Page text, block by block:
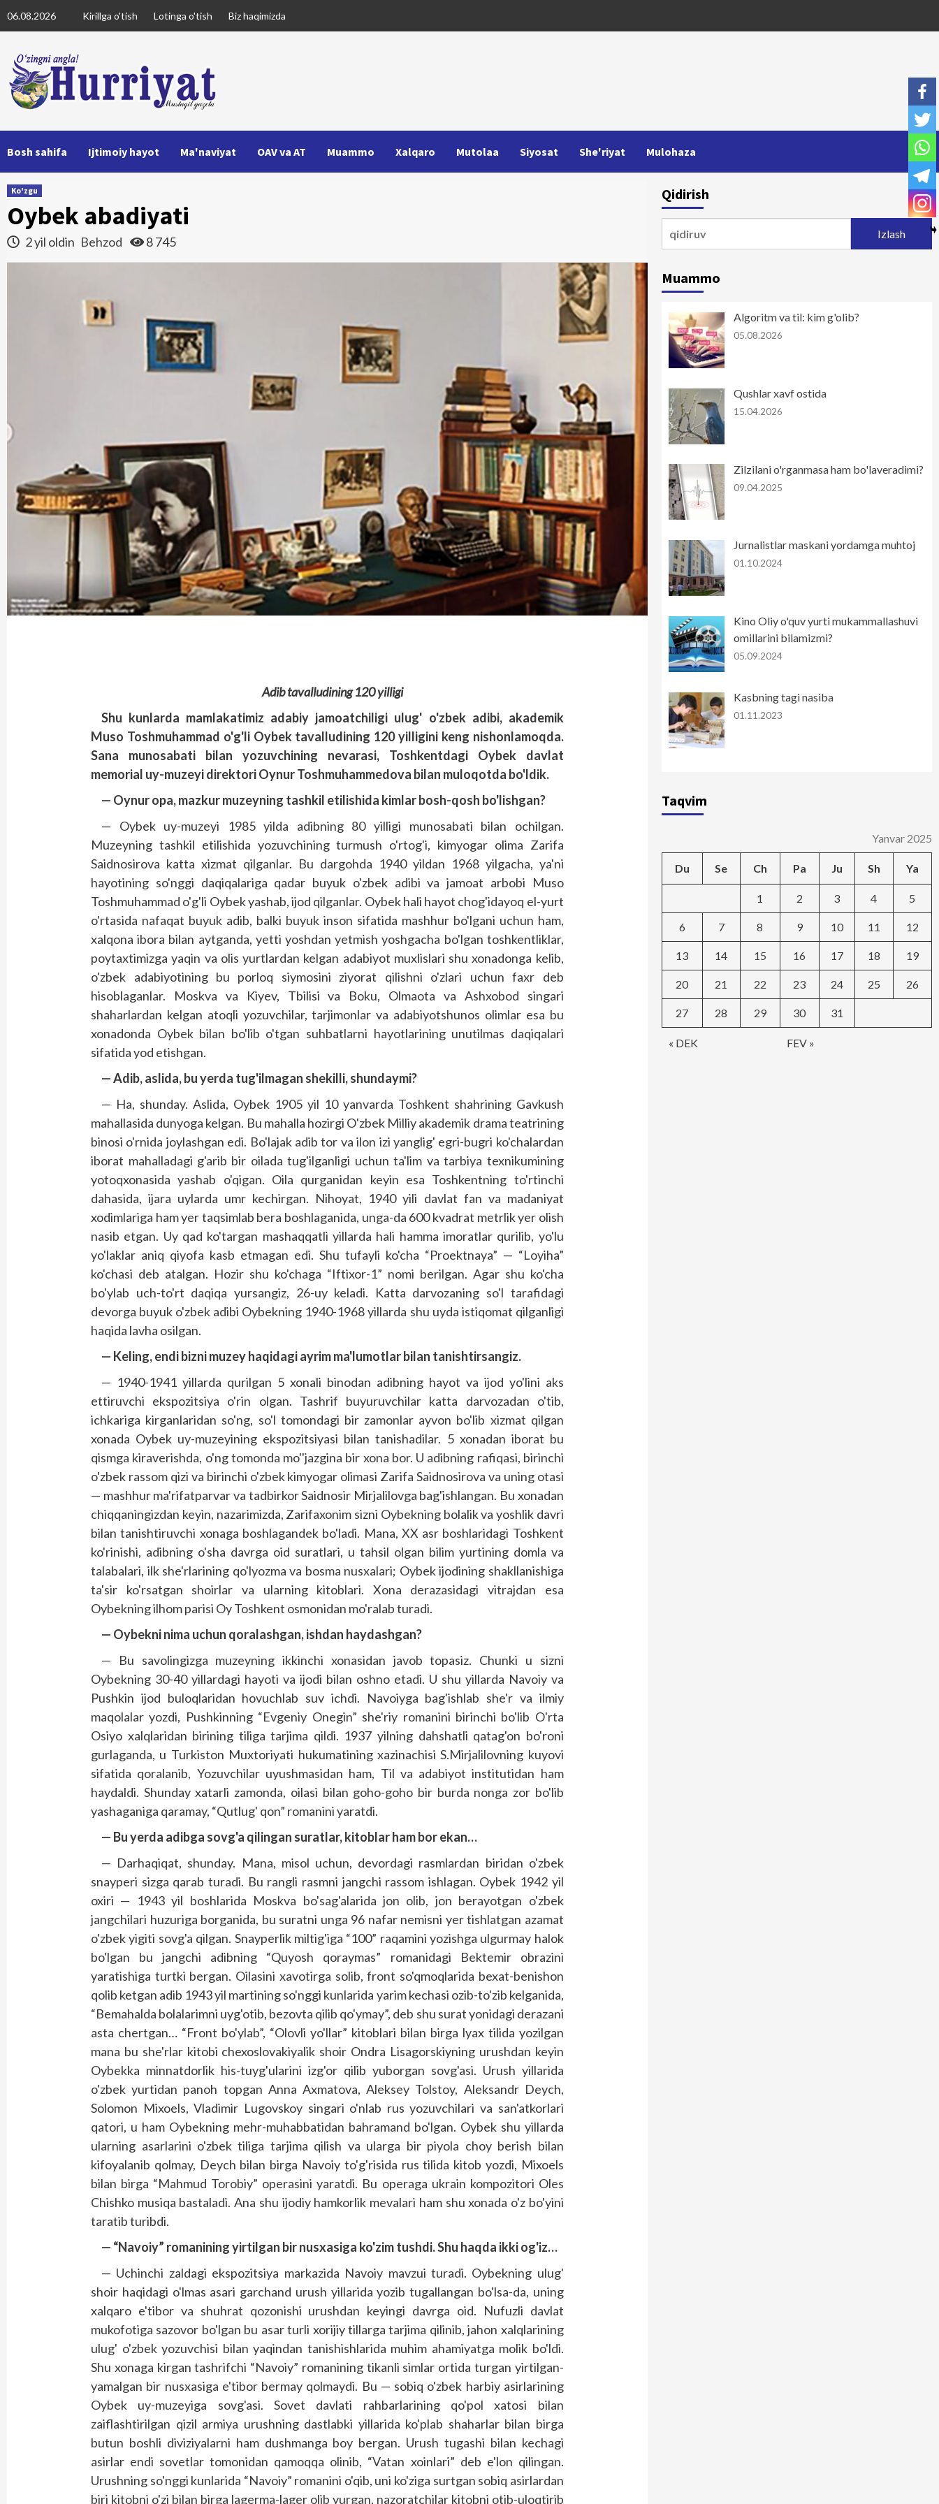
to
06.08.2026 Kirillga o'tish Lotinga o'tish Biz haqimizda
Bosh sahifa Ijtimoiy hayot Ma'naviyat OAV va AT Muammo Xalqaro Mutolaa Siyosat She'riyat Mulohaza
Ko'zgu
Oybek abadiyati
2 yil oldin Behzod 8 745
Adib tavalludining 120 yilligi
Shu kunlarda mamlakatimiz adabiy jamoatchiligi ulug' o'zbek adibi, akademik
Muso Toshmuhammad o'g'li Oybek tavalludining 120 yilligini keng nishonlamoqda.
Sana munosabati bilan yozuvchining nevarasi, Toshkentdagi Oybek davlat
memorial uy-muzeyi direktori Oynur Toshmuhammedova bilan muloqotda bo'ldik.
— Oynur opa, mazkur muzeyning tashkil etilishida kimlar bosh-qosh bo'lishgan?
— Oybek uy-muzeyi 1985 yilda adibning 80 yilligi munosabati bilan ochilgan.
Muzeyning tashkil etilishida yozuvchining turmush o'rtog'i, kimyogar olima Zarifa
Saidnosirova katta xizmat qilganlar. Bu dargohda 1940 yildan 1968 yilgacha, ya'ni
hayotining so'nggi daqiqalariga qadar buyuk o'zbek adibi va jamoat arbobi Muso
Toshmuhammad o'g'li Oybek yashab, ijod qilganlar. Oybek hali hayot chog'idayoq el-yurt
o'rtasida nafaqat buyuk adib, balki buyuk inson sifatida mashhur bo'lgani uchun ham,
xalqona ibora bilan aytganda, yetti yoshdan yetmish yoshgacha bo'lgan toshkentliklar,
poytaxtimizga yaqin va olis yurtlardan kelgan adabiyot muxlislari shu xonadonga kelib,
o'zbek adabiyotining bu porloq siymosini ziyorat qilishni o'zlari uchun faxr deb
hisoblaganlar. Moskva va Kiyev, Tbilisi va Boku, Olmaota va Ashxobod singari
shaharlardan kelgan atoqli yozuvchilar, tarjimonlar va adabiyotshunos olimlar esa bu
xonadonda Oybek bilan bo'lib o'tgan suhbatlarni hayotlarining unutilmas daqiqalari
sifatida yod etishgan.
— Adib, aslida, bu yerda tug'ilmagan shekilli, shundaymi?
— Ha, shunday. Aslida, Oybek 1905 yil 10 yanvarda Toshkent shahrining Gavkush
mahallasida dunyoga kelgan. Bu mahalla hozirgi O'zbek Milliy akademik drama teatrining
binosi o'rnida joylashgan edi. Bo'lajak adib tor va ilon izi yanglig' egri-bugri ko'chalardan
iborat mahalladagi g'arib bir oilada tug'ilganligi uchun ta'lim va tarbiya texnikumining
yotoqxonasida yashab o'qigan. Oila qurganidan keyin esa Toshkentning to'rtinchi
dahasida, ijara uylarda umr kechirgan. Nihoyat, 1940 yili davlat fan va madaniyat
xodimlariga ham yer taqsimlab bera boshlaganida, unga-da 600 kvadrat metrlik yer olish
nasib etgan. Uy qad ko'targan mashaqqatli yillarda hali hamma imoratlar qurilib, yo'lu
yo'laklar aniq qiyofa kasb etmagan edi. Shu tufayli ko'cha “Proektnaya” — “Loyiha”
ko'chasi deb atalgan. Hozir shu ko'chaga “Iftixor-1” nomi berilgan. Agar shu ko'cha
bo'ylab uch-to'rt daqiqa yursangiz, 26-uy keladi. Katta darvozaning so'l tarafidagi
devorga buyuk o'zbek adibi Oybekning 1940-1968 yillarda shu uyda istiqomat qilganligi
haqida lavha osilgan.
— Keling, endi bizni muzey haqidagi ayrim ma'lumotlar bilan tanishtirsangiz.
— 1940-1941 yillarda qurilgan 5 xonali binodan adibning hayot va ijod yo'lini aks
ettiruvchi ekspozitsiya o'rin olgan. Tashrif buyuruvchilar katta darvozadan o'tib,
ichkariga kirganlaridan so'ng, so'l tomondagi bir zamonlar ayvon bo'lib xizmat qilgan
xonada Oybek uy-muzeyining ekspozitsiyasi bilan tanishadilar. 5 xonadan iborat bu
qismga kiraverishda, o'ng tomonda mo''jazgina bir xona bor. U adibning rafiqasi, birinchi
o'zbek rassom qizi va birinchi o'zbek kimyogar olimasi Zarifa Saidnosirova va uning otasi
— mashhur ma'rifatparvar va tadbirkor Saidnosir Mirjalilovga bag'ishlangan. Bu xonadan
chiqqaningizdan keyin, nazarimizda, Zarifaxonim sizni Oybekning bolalik va yoshlik davri
bilan tanishtiruvchi xonaga boshlagandek bo'ladi. Mana, XX asr boshlaridagi Toshkent
ko'rinishi, adibning o'sha davrga oid suratlari, u tahsil olgan bilim yurtining domla va
talabalari, ilk she'rlarining qo'lyozma va bosma nusxalari; Oybek ijodining shakllanishiga
ta'sir ko'rsatgan shoirlar va ularning kitoblari. Xona derazasidagi vitrajdan esa
Oybekning ilhom parisi Oy Toshkent osmonidan mo'ralab turadi.
— Oybekni nima uchun qoralashgan, ishdan haydashgan?
— Bu savolingizga muzeyning ikkinchi xonasidan javob topasiz. Chunki u sizni
Oybekning 30-40 yillardagi hayoti va ijodi bilan oshno etadi. U shu yillarda Navoiy va
Pushkin ijod buloqlaridan hovuchlab suv ichdi. Navoiyga bag'ishlab she'r va ilmiy
maqolalar yozdi, Pushkinning “Evgeniy Onegin” she'riy romanini birinchi bo'lib O'rta
Osiyo xalqlaridan birining tiliga tarjima qildi. 1937 yilning dahshatli qatag'on bo'roni
gurlaganda, u Turkiston Muxtoriyati hukumatining xazinachisi S.Mirjalilovning kuyovi
sifatida qoralanib, Yozuvchilar uyushmasidan ham, Til va adabiyot institutidan ham
haydaldi. Shunday xatarli zamonda, oilasi bilan goho-goho bir burda nonga zor bo'lib
yashaganiga qaramay, “Qutlug' qon” romanini yaratdi.
— Bu yerda adibga sovg'a qilingan suratlar, kitoblar ham bor ekan…
— Darhaqiqat, shunday. Mana, misol uchun, devordagi rasmlardan biridan o'zbek
snayperi sizga qarab turadi. Bu rangli rasmni jangchi rassom ishlagan. Oybek 1942 yil
oxiri — 1943 yil boshlarida Moskva bo'sag'alarida jon olib, jon berayotgan o'zbek
jangchilari huzuriga borganida, bu suratni unga 96 nafar nemisni yer tishlatgan azamat
o'zbek yigiti sovg'a qilgan. Snayperlik miltig'iga “100” raqamini yozishga ulgurmay halok
bo'lgan bu jangchi adibning “Quyosh qoraymas” romanidagi Bektemir obrazini
yaratishiga turtki bergan. Oilasini xavotirga solib, front so'qmoqlarida bexat-benishon
qolib ketgan adib 1943 yil martining so'nggi kunlarida yarim kechasi ozib-to'zib kelganida,
“Bemahalda bolalarimni uyg'otib, bezovta qilib qo'ymay”, deb shu surat yonidagi derazani
asta chertgan… “Front bo'ylab”, “Olovli yo'llar” kitoblari bilan birga lyax tilida yozilgan
mana bu she'rlar kitobi chexoslovakiyalik shoir Ondra Lisagorskiyning urushdan keyin
Oybekka minnatdorlik his-tuyg'ularini izg'or qilib yuborgan sovg'asi. Urush yillarida
o'zbek yurtidan panoh topgan Anna Axmatova, Aleksey Tolstoy, Aleksandr Deych,
Solomon Mixoels, Vladimir Lugovskoy singari o'nlab rus yozuvchilari va san'atkorlari
qatori, u ham Oybekning mehr-muhabbatidan bahramand bo'lgan. Oybek shu yillarda
ularning asarlarini o'zbek tiliga tarjima qilish va ularga bir piyola choy berish bilan
kifoyalanib qolmay, Deych bilan birga Navoiy to'g'risida rus tilida kitob yozdi, Mixoels
bilan birga “Mahmud Torobiy” operasini yaratdi. Bu operaga ukrain kompozitori Oles
Chishko musiqa bastaladi. Ana shu ijodiy hamkorlik mevalari ham shu xonada o'z bo'yini
taratib turibdi.
— “Navoiy” romanining yirtilgan bir nusxasiga ko'zim tushdi. Shu haqda ikki og'iz…
— Uchinchi zaldagi ekspozitsiya markazida Navoiy mavzui turadi. Oybekning ulug'
shoir haqidagi o'lmas asari garchand urush yillarida yozib tugallangan bo'lsa-da, uning
xalqaro e'tibor va shuhrat qozonishi urushdan keyingi davrga oid. Nufuzli davlat
mukofotiga sazovor bo'lgan bu asar turli xorijiy tillarga tarjima qilinib, jahon xalqlarining
ulug' o'zbek yozuvchisi bilan yaqindan tanishishlarida muhim ahamiyatga molik bo'ldi.
Shu xonaga kirgan tashrifchi “Navoiy” romanining tikanli simlar ortida turgan yirtilgan-
yamalgan bir nusxasiga e'tibor bermay qolmaydi. Bu — sobiq o'zbek harbiy asirlarining
Oybek uy-muzeyiga sovg'asi. Sovet davlati rahbarlarining qo'pol xatosi bilan
zaiflashtirilgan qizil armiya urushning dastlabki yillarida ko'plab shaharlar bilan birga
butun boshli diviziyalarni ham dushmanga boy bergan. Urush tugashi bilan kechagi
asirlar endi sovetlar tomonidan qamoqqa olinib, “Vatan xoinlari” deb e'lon qilingan.
Urushning so'nggi kunlarida “Navoiy” romanini o'qib, uni ko'ziga surtgan sobiq asirlardan
biri kitobni o'zi bilan birga lagerma-lager olib yurgan, nazoratchilar kitobni otib-uloqtirib
Qidirish
Muammo
Algoritm va til: kim g'olib?
05.08.2026
Qushlar xavf ostida
15.04.2026
Zilzilani o'rganmasa ham bo'laveradimi?
09.04.2025
Jurnalistlar maskani yordamga muhtoj
01.10.2024
Kino Oliy o'quv yurti mukammallashuvi
omillarini bilamizmi?
05.09.2024
Kasbning tagi nasiba
01.11.2023
Taqvim
Yanvar 2025
Du Se Ch Pa Ju Sh Ya
« DEK FEV »
1 2 3 4 5
6 7 8 9 10 11 12
13 14 15 16 17 18 19
20 21 22 23 24 25 26
27 28 29 30 31